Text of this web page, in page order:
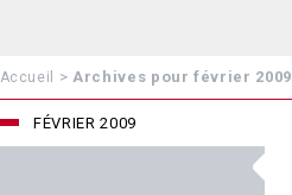
Accueil > Archives pour février 2009
FÉVRIER 2009